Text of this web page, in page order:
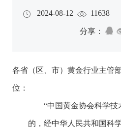
2024-08-12 11638
分享：
各省（区、市）黄金行业主管
位：
“中国黄金协会科学技
的，经中华人民共和国科